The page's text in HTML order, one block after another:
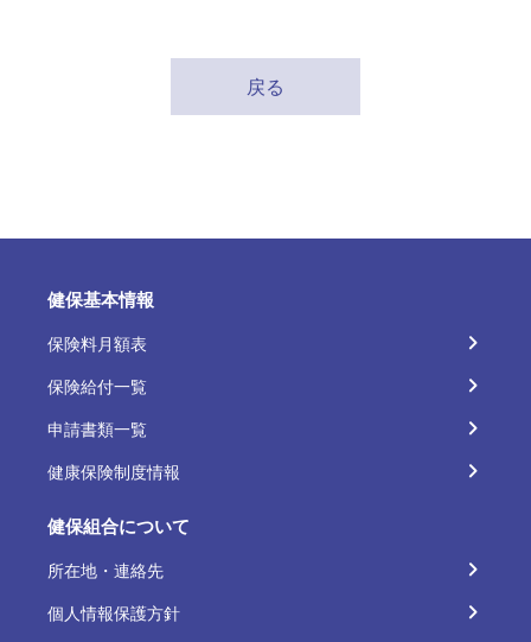
戻る
健保基本情報
保険料月額表
保険給付一覧
申請書類一覧
健康保険制度情報
健保組合について
所在地・連絡先
個人情報保護方針